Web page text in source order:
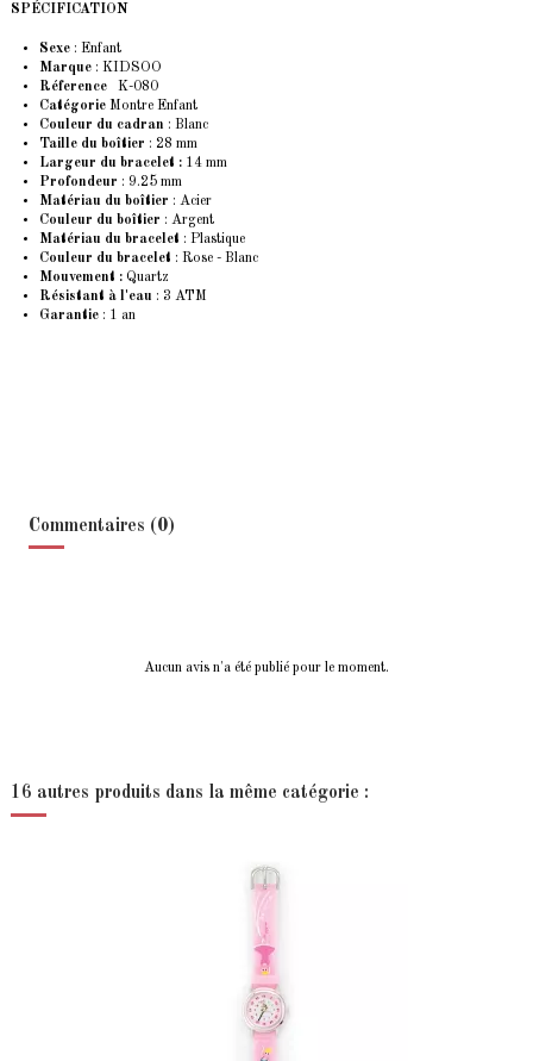
SPÉCIFICATION
Sexe : Enfant
Marque : KIDSOO
Réference
K-080
Catégorie Montre Enfant
Couleur du cadran : Blanc
Taille du boîtier : 28 mm
Largeur du bracelet : 14 mm
Profondeur : 9.25 mm
Matériau du boîtier : Acier
Couleur du boîtier : Argent
Matériau du bracelet : Plastique
Couleur du bracelet : Rose - Blanc
Mouvement : Quartz
Résistant à l'eau : 3 ATM
Garantie : 1 an
Commentaires (0)
Aucun avis n'a été publié pour le moment.
16 autres produits dans la même catégorie :